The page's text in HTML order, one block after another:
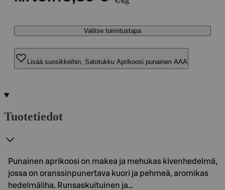
Valitse toimitustapa
Lisää suosikkeihin, Satotukku Aprikoosi punainen AAA
Tuotetiedot
Punainen aprikoosi on makea ja mehukas kivenhedelmä,
jossa on oranssinpunertava kuori ja pehmeä, aromikas
hedelmäliha. Runsaskuituinen ja…